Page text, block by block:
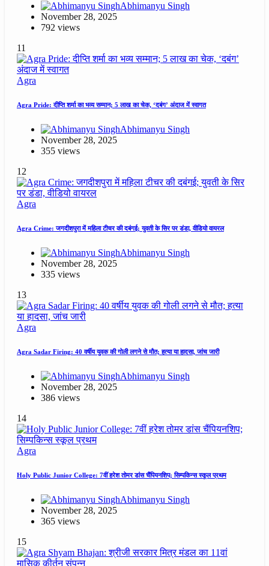
Abhimanyu Singh
November 28, 2025
792 views
11
Agra
Agra Pride: दीप्ति शर्मा का भव्य सम्मान; 5 लाख का चेक, ‘दबंग’ अंदाज में स्वागत
Abhimanyu Singh
November 28, 2025
355 views
12
Agra
Agra Crime: जगदीशपुरा में महिला टीचर की दबंगई; युवती के सिर पर डंडा, वीडियो वायरल
Abhimanyu Singh
November 28, 2025
335 views
13
Agra
Agra Sadar Firing: 40 वर्षीय युवक की गोली लगने से मौत; हत्या या हादसा, जांच जारी
Abhimanyu Singh
November 28, 2025
386 views
14
Agra
Holy Public Junior College: 7वीं हरेश तोमर डांस चैंपियनशिप; सिम्पकिन्स स्कूल प्रथम
Abhimanyu Singh
November 28, 2025
365 views
15